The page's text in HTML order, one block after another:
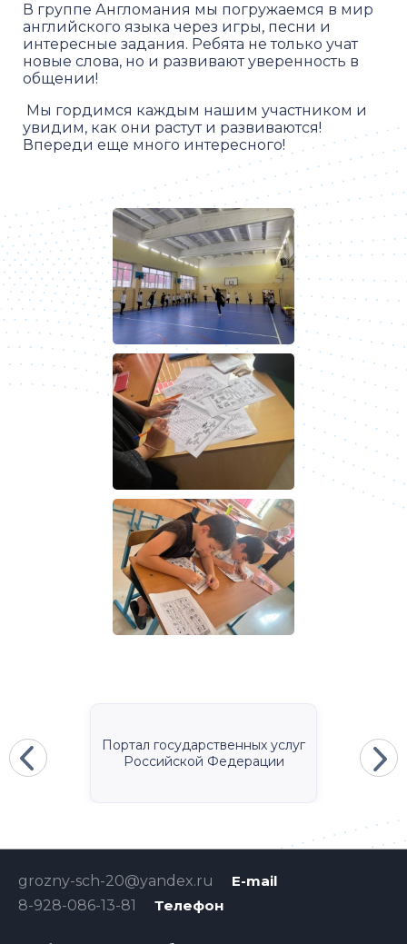
В группе Англомания мы погружаемся в мир
английского языка через игры, песни и
интересные задания. Ребята не только учат
новые слова, но и развивают уверенность в
общении!
Мы гордимся каждым нашим участником и
увидим, как они растут и развиваются!
Впереди еще много интересного!
Портал государственных услуг
Российской Федерации
E-mail
grozny-sch-20@yandex.ru
Телефон
8-928-086-13-81